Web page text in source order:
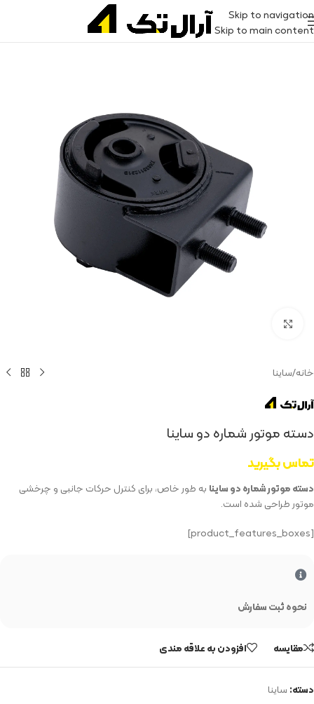
Skip to navigation
Skip to main content
خانه/ساینا
دسته موتور شماره دو ساینا
تماس بگیرید
دسته موتور شماره دو ساینا به طور خاص، برای کنترل حرکات جانبی و چرخشی
موتور طراحی شده است.
[product_features_boxes]
نحوه ثبت سفارش
مقایسه افزودن به علاقه مندی
دسته: ساینا